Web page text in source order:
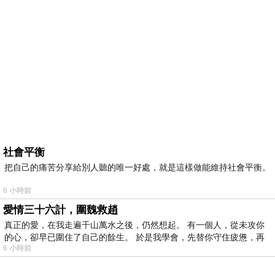
社會平衡
把自己的痛苦分享給別人聽的唯一好處，就是這樣做能維持社會平衡。
6 小時前
愛情三十六計，圍魏救趙
真正的愛，在我走遍千山萬水之後，仍然想起。 有一個人，從未攻你
的心，卻早已圍住了自己的餘生。 於是我學會，先替你守住疲憊，再
6 小時前